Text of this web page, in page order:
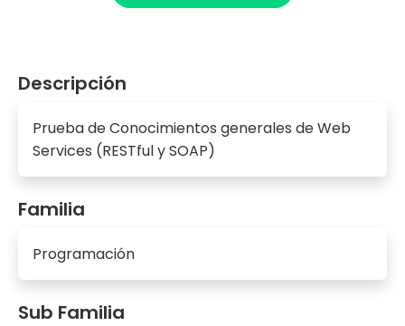
Descripción
Prueba de Conocimientos generales de Web
Services (RESTful y SOAP)
Familia
Programación
Sub Familia